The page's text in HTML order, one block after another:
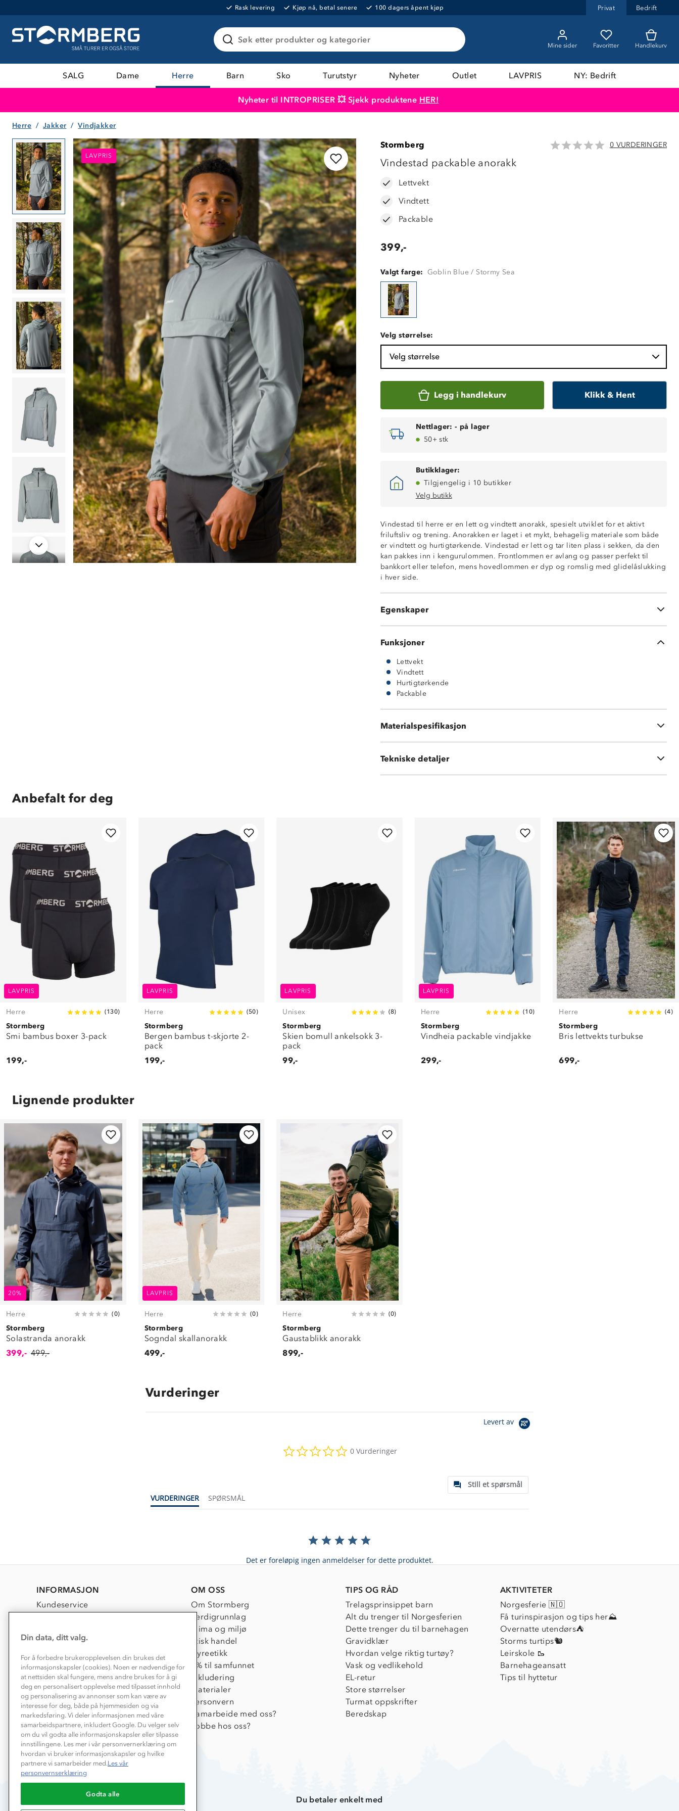
Rask levering Kjøp nå, betal senere 100 dagers åpent kjøp Privat Bedrift
Søk etter produkter og kategorier
Mine sider Favoritter Handlekurv
SALG Dame Herre Barn Sko Turutstyr Nyheter Outlet LAVPRIS NY: Bedrift
Nyheter til INTROPRISER 💥 Sjekk produktene HER!
Herre Jakker Vindjakker
LAVPRIS
LAVPRIS
Stormberg 0 VURDERINGER
Vindestad packable anorakk
Lettvekt
Vindtett
Packable
399,-
Valgt farge: Goblin Blue / Stormy Sea
Velg størrelse:
Velg størrelse
Legg i handlekurv Klikk & Hent
Nettlager: - på lager
50+ stk
Butikklager:
Tilgjengelig i 10 butikker
Velg butikk
Vindestad til herre er en lett og vindtett anorakk, spesielt utviklet for et aktivt
friluftsliv og trening. Anorakken er laget i et mykt, behagelig materiale som både
er vindtett og hurtigtørkende. Vindestad er lett og tar liten plass i sekken, da den
kan pakkes inn i kengurulommen. Frontlommen er avlang og passer perfekt til
bankkort eller telefon, mens hovedlommen er dyp og romslig med glidelåslukking
i hver side.
Egenskaper
Lettvekt
Vindtett
Packable
Romslig kengurulomme med glidelås i hver side
Avlang frontlomme med flapp og glidelås
Fastmontert hette
Funksjoner
Lettvekt
Vindtett
Hurtigtørkende
Packable
Materialspesifikasjon
100 % polyester
Tekniske detaljer
Vekt: 190 gram til str L
Anbefalt for deg
LAVPRIS
Herre (130)
Stormberg
Smi bambus boxer 3-pack
199,-
LAVPRIS
Herre (50)
Stormberg
Bergen bambus t-skjorte 2-
pack
199,-
LAVPRIS
Unisex (8)
Stormberg
Skien bomull ankelsokk 3-
pack
99,-
LAVPRIS
Herre (10)
Stormberg
Vindheia packable vindjakke
299,-
Herre (4)
Stormberg
Bris lettvekts turbukse
699,-
Lignende produkter
20%
Herre (0)
Stormberg
Solastranda anorakk
399,- 499,-
LAVPRIS
Herre (0)
Stormberg
Sogndal skallanorakk
499,-
Herre (0)
Stormberg
Gaustablikk anorakk
899,-
Vurderinger
Levert av
star
0 Vurderinger
Still et spørsmål
VURDERINGER
SPØRSMÅL
Det er foreløpig ingen anmeldelser for dette produktet.
INFORMASJON
Kundeservice
Kundeklubb
Våre butikker
Bedrift, barnehage og SFO
Presse
OM OSS
Om Stormberg
Verdigrunnlag
Klima og miljø
Etisk handel
Dyreetikk
1% til samfunnet
Inkludering
Materialer
Personvern
Samarbeide med oss?
Jobbe hos oss?
TIPS OG RÅD
Trelagsprinsippet barn
Alt du trenger til Norgesferien
Dette trenger du til barnehagen
Gravidklær
Hvordan velge riktig turtøy?
Vask og vedlikehold
EL-retur
Store størrelser
Turmat oppskrifter
Beredskap
AKTIVITETER
Norgesferie 🇳🇴
Få turinspirasjon og tips her⛰
Overnatte utendørs⛺
Storms turtips🐿️
Leirskole 🥾
Barnehageansatt
Tips til hyttetur
Du betaler enkelt med
Din data, ditt valg.
For å forbedre brukeropplevelsen din brukes det
informasjonskapsler (cookies). Noen er nødvendige for
at nettsiden skal fungere, mens andre brukes for å gi
deg en personalisert opplevelse med tilpasset innhold
og personalisering av annonser som kan være av
interesse for deg, både på hjemmesiden og via
markedsføring. Vi deler informasjonen med våre
samarbeidspartnere, inkludert Google. Du velger selv
om du vil godta alle informasjonskapsler eller tilpasse
innstillingene. Les mer i vår personvernerklæring om
hvordan vi bruker informasjonskapsler og hvilke
partnere vi samarbeider med.Les vår
personvernserklæring
Godta alle